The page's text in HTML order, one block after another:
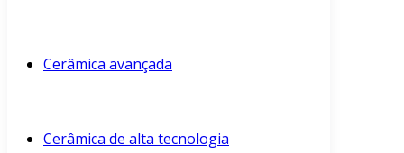
Cerâmica avançada
Cerâmica de alta tecnologia